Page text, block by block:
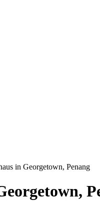
in Georgetown, Penang